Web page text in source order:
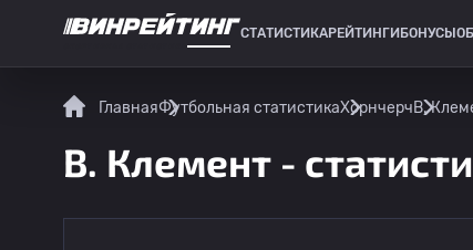
СТАТИСТИКАРЕЙТИНГИ БОНУСЫ
ГлавнаяФутбольная статистикаХорнчерчB.
B. Клемент -